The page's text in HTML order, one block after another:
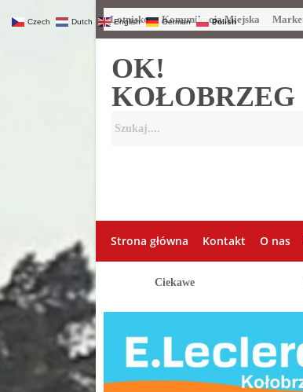
Lotnisko Komunikacja Miejska
OK!
KOŁOBRZEG
Strona główna Kontakt O nas
Ciekawe
Czech Dutch English German Polish